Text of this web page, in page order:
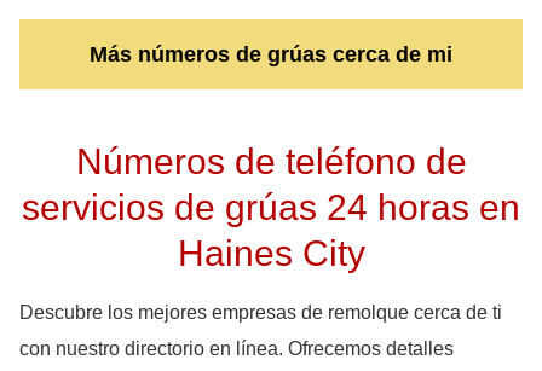
Más números de grúas cerca de mi
Números de teléfono de
servicios de grúas 24 horas en
Haines City
Descubre los mejores empresas de remolque cerca de ti
con nuestro directorio en línea. Ofrecemos detalles